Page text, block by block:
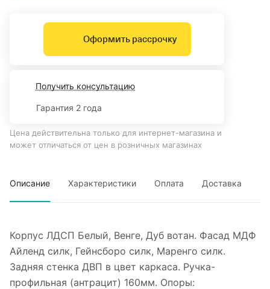
Оформить рассрочку
Получить консультацию
Гарантия 2 года
Цена действительна только для интернет-магазина и
может отличаться от цен в розничных магазинах
Описание Характеристики Оплата Доставка
Корпус ЛДСП Белый, Венге, Дуб вотан. Фасад МДФ
Айленд силк, Гейнсборо силк, Маренго силк.
Задняя стенка ДВП в цвет каркаса. Ручка-
профильная (антрацит) 160мм. Опоры: